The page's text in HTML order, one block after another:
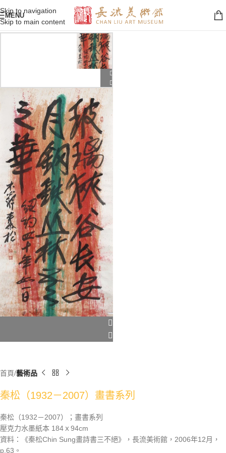
Skip to navigation
Skip to main content
MENU
首頁 藝術品
秦松（1932－2007）畫書系列
秦松（1932－2007）；畫書系列
壓克力水墨紙本 184ｘ94cm
資料：《秦松Chin Sung畫詩書三不絕》，長流美術館，2006年12月，
p.63。